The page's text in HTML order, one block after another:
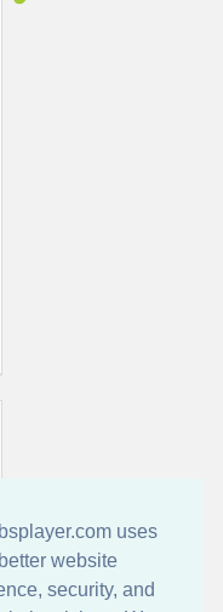
uses
website
security, and